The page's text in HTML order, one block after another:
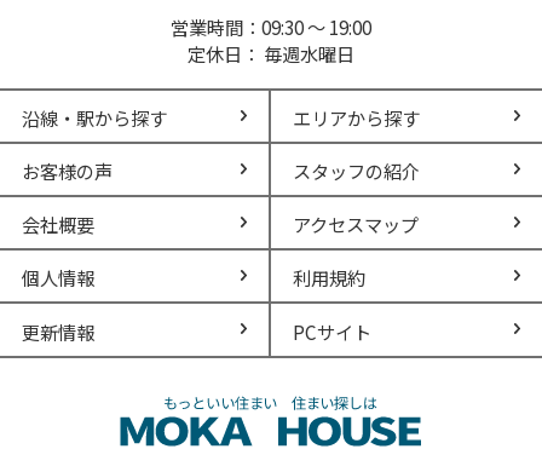
営業時間：09:30 ～ 19:00
定休日： 毎週水曜日
沿線・駅から探す エリアから探す
お客様の声 スタッフの紹介
会社概要 アクセスマップ
個人情報 利用規約
更新情報 PCサイト